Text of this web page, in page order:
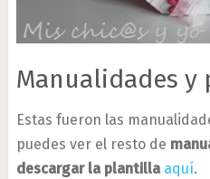
Manualidades y
Estas fueron las
puedes ver el resto de
descargar la plantilla aquí.